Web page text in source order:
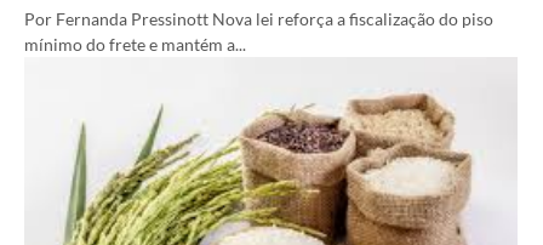
Por Fernanda Pressinott Nova lei reforça a fiscalização do piso
mínimo do frete e mantém a...